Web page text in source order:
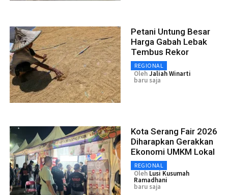
Petani Untung Besar
Harga Gabah Lebak
Tembus Rekor
REGIONAL
OlehJaliah Winarti
baru saja
Kota Serang Fair 2026
Diharapkan Gerakkan
Ekonomi UMKM Lokal
REGIONAL
Oleh Lusi Kusumah
Ramadhani
baru saja